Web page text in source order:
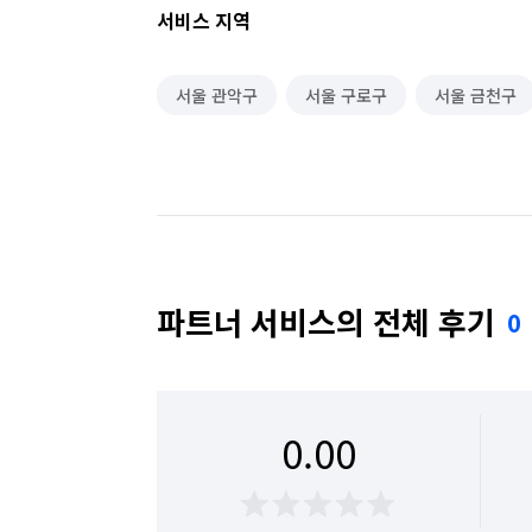
서비스 지역
서울 관악구 서울 구로구 서울 금천구
파트너 서비스의 전체 후기 0
0.00